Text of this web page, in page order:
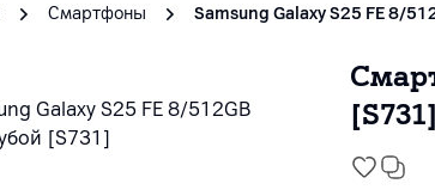
Смартфоны Samsung Galaxy S25 FE 8/
[S731]